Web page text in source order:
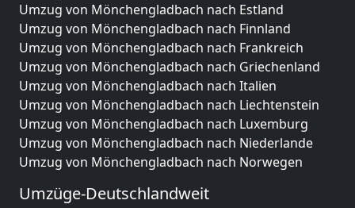
Umzug von Mönchengladbach nach Estland
Umzug von Mönchengladbach nach Finnland
Umzug von Mönchengladbach nach Frankreich
Umzug von Mönchengladbach nach Griechenland
Umzug von Mönchengladbach nach Italien
Umzug von Mönchengladbach nach Liechtenstein
Umzug von Mönchengladbach nach Luxemburg
Umzug von Mönchengladbach nach Niederlande
Umzug von Mönchengladbach nach Norwegen
Umzüge-Deutschlandweit